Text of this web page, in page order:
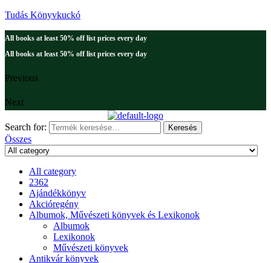
Tudás Könyvkuckó
All books at least 50% off list prices every day
All books at least 50% off list prices every day
Previous
Next
Search for: Keresés
Összes
All category
2362
Ajándékkönyv
Akcióregény
Albumok, Művészeti könyvek és Lexikonok
Albumok
Lexikonok
Művészeti könyvek
Antikvár könyvek